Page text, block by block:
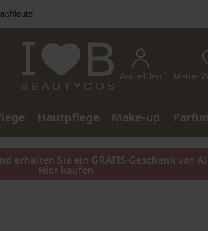
Anmelden Meine
Hautpflege Make-up
erhalten Sie ein GRATIS-Geschenk von
Hier kaufen